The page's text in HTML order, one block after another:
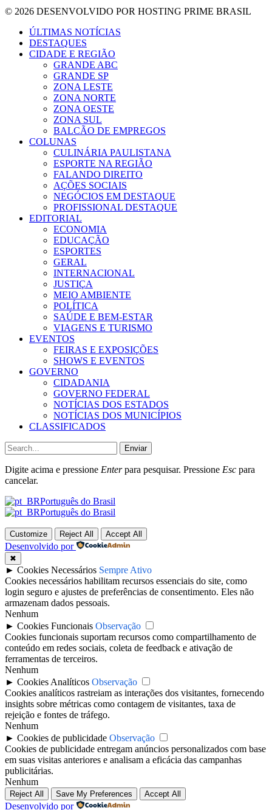
© 2026 DESENVOLVIDO POR HOSTING PRIME BRASIL
ÚLTIMAS NOTÍCIAS
DESTAQUES
CIDADE E REGIÃO
GRANDE ABC
GRANDE SP
ZONA LESTE
ZONA NORTE
ZONA OESTE
ZONA SUL
BALCÃO DE EMPREGOS
COLUNAS
CULINÁRIA PAULISTANA
ESPORTE NA REGIÃO
FALANDO DIREITO
AÇÕES SOCIAIS
NEGÓCIOS EM DESTAQUE
PROFISSIONAL DESTAQUE
EDITORIAL
ECONOMIA
EDUCAÇÃO
ESPORTES
GERAL
INTERNACIONAL
JUSTIÇA
MEIO AMBIENTE
POLÍTICA
SAÚDE E BEM-ESTAR
VIAGENS E TURISMO
EVENTOS
FEIRAS E EXPOSIÇÕES
SHOWS E EVENTOS
GOVERNO
CIDADANIA
GOVERNO FEDERAL
NOTÍCIAS DOS ESTADOS
NOTÍCIAS DOS MUNICÍPIOS
CLASSIFICADOS
Enviar
Digite acima e pressione Enterpara pesquisar. Pressione Esc para
cancelar.
Português do Brasil
Português do Brasil
Customize Reject All Accept All
Desenvolvido por
✖
► Cookies Necessários Sempre Ativo
Cookies necessários habilitam recursos essenciais do site, como
login seguro e ajustes de preferências de consentimento. Eles não
armazenam dados pessoais.
Nenhum
► Cookies Funcionais Observação
Cookies funcionais suportam recursos como compartilhamento de
conteúdo em redes sociais, coleta de feedback e ativação de
ferramentas de terceiros.
Nenhum
► Cookies Analíticos Observação
Cookies analíticos rastreiam as interações dos visitantes, fornecendo
insights sobre métricas como contagem de visitantes, taxa de
rejeição e fontes de tráfego.
Nenhum
► Cookies de publicidade Observação
Cookies de publicidade entregam anúncios personalizados com base
em suas visitas anteriores e analisam a eficácia das campanhas
publicitárias.
Nenhum
Reject All Save My Preferences Accept All
Desenvolvido por